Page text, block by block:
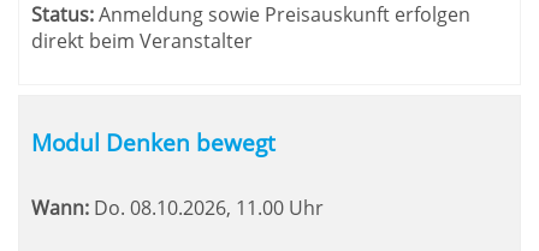
Status:Anmeldung sowie Preisauskunft erfolgen
direkt beim Veranstalter
Modul Denken bewegt
Wann: Do. 08.10.2026, 11.00 Uhr